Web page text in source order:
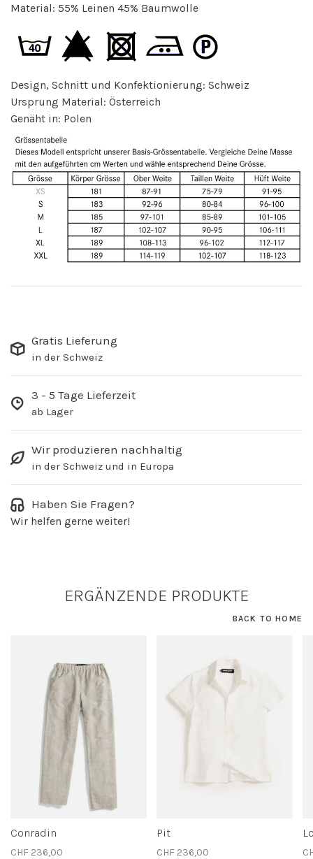
Material: 55% Leinen 45% Baumwolle
Design, Schnitt und Konfektionierung: Schweiz
Ursprung Material: Österreich
Genäht in: Polen
Gratis Lieferung
in der Schweiz
3 - 5 Tage Lieferzeit
ab Lager
Wir produzieren nachhaltig
in der Schweiz und in Europa
Haben Sie Fragen?
Wir helfen gerne weiter!
ERGÄNZENDE PRODUKTE
BACK TO HOME
Conradin
CHF 236,00
Pit
CHF 236,00